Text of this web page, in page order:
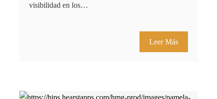
visibilidad en los…
Leer Más